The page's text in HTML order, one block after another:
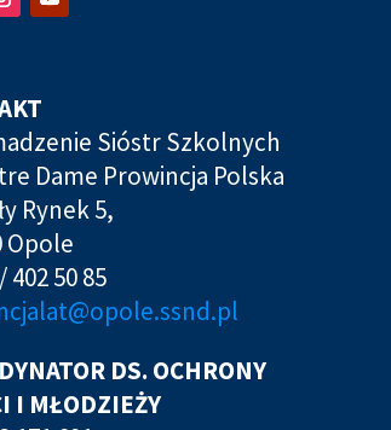
Sióstr Szkolnych
Dame Prowincja Polska
Rynek 5,
Opole
402 50 85
DS. OCHRONY
I MŁODZIEŻY